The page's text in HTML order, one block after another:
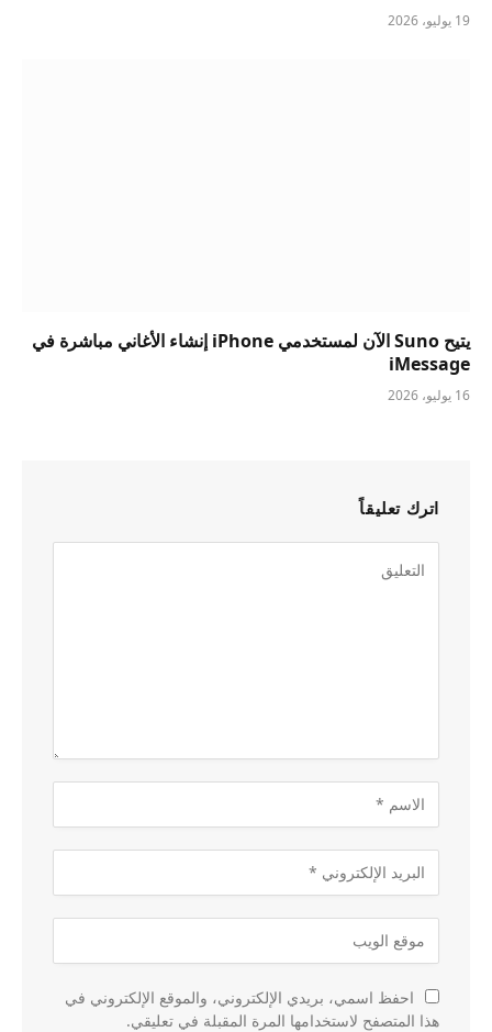
19 يوليو، 2026
يتيح Suno الآن لمستخدمي iPhone إنشاء الأغاني مباشرة في
iMessage
16 يوليو، 2026
اترك تعليقاً
احفظ اسمي، بريدي الإلكتروني، والموقع الإلكتروني في
هذا المتصفح لاستخدامها المرة المقبلة في تعليقي.